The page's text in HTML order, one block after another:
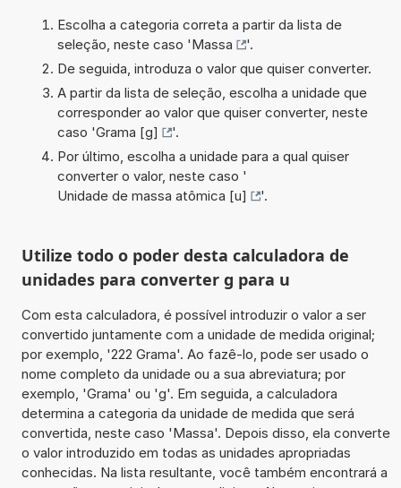
Escolha a categoria correta a partir da lista de
seleção, neste caso 'Massa
'.
De seguida, introduza o valor que quiser converter.
A partir da lista de seleção, escolha a unidade que
corresponder ao valor que quiser converter, neste
caso 'Grama [g]
'.
Por último, escolha a unidade para a qual quiser
converter o valor, neste caso '
Unidade de massa atômica [u]
'.
Utilize todo o poder desta calculadora de
unidades para converter g para u
Com esta calculadora, é possível introduzir o valor a ser
convertido juntamente com a unidade de medida original;
por exemplo, '222 Grama'. Ao fazê-lo, pode ser usado o
nome completo da unidade ou a sua abreviatura; por
exemplo, 'Grama' ou 'g'. Em seguida, a calculadora
determina a categoria da unidade de medida que será
convertida, neste caso 'Massa'. Depois disso, ela converte
o valor introduzido em todas as unidades apropriadas
conhecidas. Na lista resultante, você também encontrará a